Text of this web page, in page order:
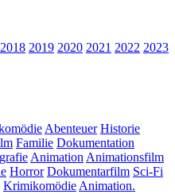
2018 2019 2020 2021 2022 2023
Abenteuer Historie
Familie Dokumentation
Animation Animationsfilm
Horror Dokumentarfilm Sci-Fi
Krimikomödie Animation.